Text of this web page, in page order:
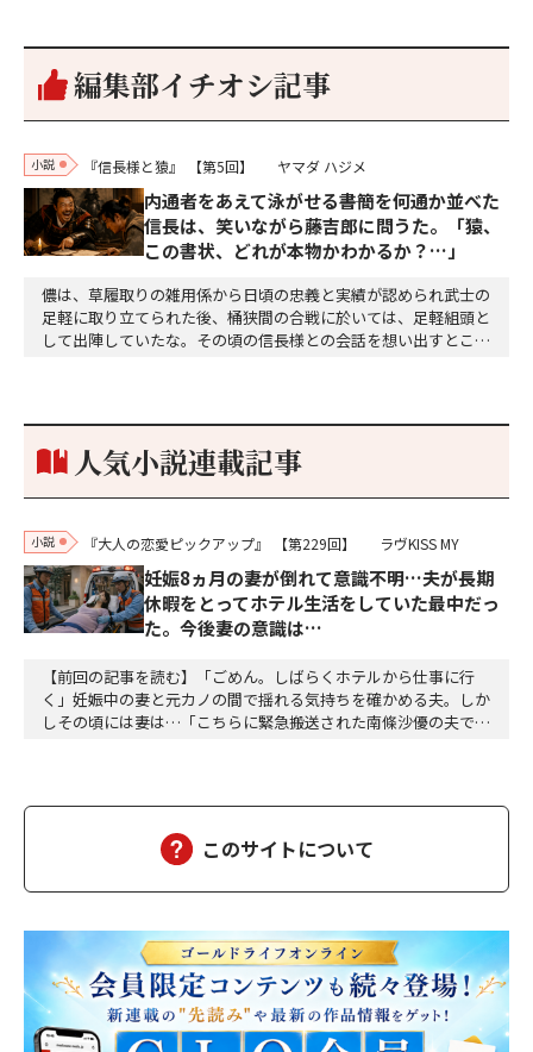
編集部イチオシ記事
小説 『信長様と猿』 【第5回】 ヤマダ ハジメ
内通者をあえて泳がせる――書簡を何通か並べた
信長は、笑いながら藤吉郎に問うた。「猿、
この書状、どれが本物かわかるか？…」
儂は、草履取りの雑用係から日頃の忠義と実績が認められ武士の
足軽に取り立てられた後、桶狭間の合戦に於いては、足軽組頭と
して出陣していたな。その頃の信長様との会話を想い出すとこん
り。どうして勝てたのか、未だにわかりません。…
人気小説連載記事
小説 『大人の恋愛ピックアップ』 【第229回】 ラヴKISS MY
妊娠8ヵ月の妻が倒れて意識不明…夫が長期
休暇をとってホテル生活をしていた最中だっ
た。今後妻の意識は…
【前回の記事を読む】「ごめん。しばらくホテルから仕事に行
く」妊娠中の妻と元カノの間で揺れる気持ちを確かめる夫。しか
しその頃には妻は…「こちらに緊急搬送された南條沙優の夫です
しばらくして、担当医の先生が俺の元にやってきた。「南…
このサイトについて